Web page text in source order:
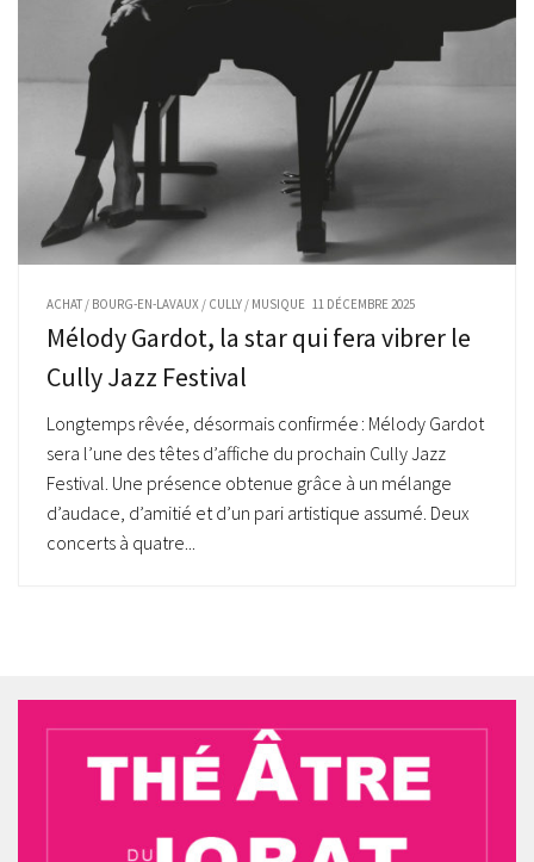
ACHAT / BOURG-EN-LAVAUX / CULLY / MUSIQUE 11 DÉCEMBRE 2025
Mélody Gardot, la star qui fera vibrer le
Cully Jazz Festival
Longtemps rêvée, désormais confirmée : Mélody Gardot
sera l’une des têtes d’affiche du prochain Cully Jazz
Festival. Une présence obtenue grâce à un mélange
d’audace, d’amitié et d’un pari artistique assumé. Deux
concerts à quatre...